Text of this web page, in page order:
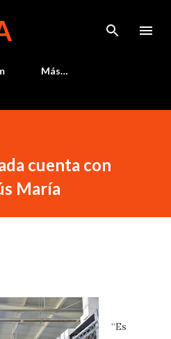
Más…
cuenta con
María
“Es